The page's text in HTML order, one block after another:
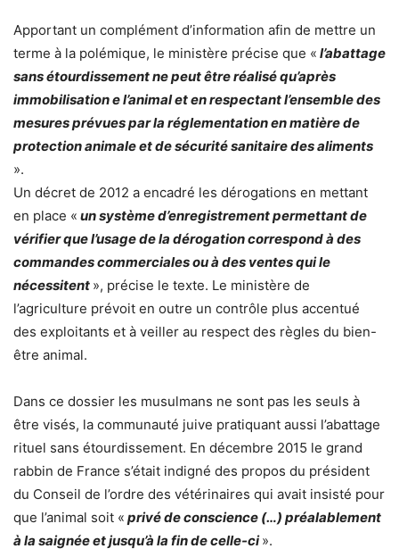
Apportant un complément d’information afin de mettre un
terme à la polémique, le ministère précise que « l’abattage
sans étourdissement ne peut être réalisé qu’après
immobilisation e l’animal et en respectant l’ensemble des
mesures prévues par la réglementation en matière de
protection animale et de sécurité sanitaire des aliments
».
Un décret de 2012 a encadré les dérogations en mettant
en place « un système d’enregistrement permettant de
vérifier que l’usage de la dérogation correspond à des
commandes commerciales ou à des ventes qui le
nécessitent », précise le texte. Le ministère de
l’agriculture prévoit en outre un contrôle plus accentué
des exploitants et à veiller au respect des règles du bien-
être animal.
Dans ce dossier les musulmans ne sont pas les seuls à
être visés, la communauté juive pratiquant aussi l’abattage
rituel sans étourdissement. En décembre 2015 le grand
rabbin de France s’était indigné des propos du président
du Conseil de l’ordre des vétérinaires qui avait insisté pour
que l’animal soit « privé de conscience (…) préalablement
à la saignée et jusqu’à la fin de celle-ci ».